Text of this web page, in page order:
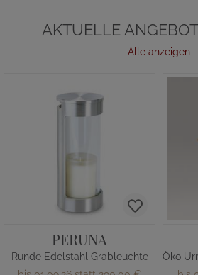
AKTUELLE
Alle anzeigen
PERUNA
Runde Edelstahl Grableuchte